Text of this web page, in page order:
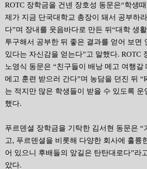
ROTC 장학금을 건넨 장호성 동문은“학생
제가 지금 단국대학교 총장이 돼서 공부하
다”며 장내를 웃음바다로 만든 뒤“대학 생
투구해서 공부한 뒤 좋은 결과를 얻어 보면
있다는 자신감을 얻는다”고 말했다. ROTC
노영식 동문은 “친구들이 배낭 메고 여행갈
메고 훈련 받으러 간다”며 농담을 던진 뒤
는 적지만 많은 학생들이 받을 수 있도록 운
했다.
푸르덴셜 장학금을 기탁한 김서현 동문은 “
고, 푸르덴셜을 비롯해 다양한 회사에 훌륭
어 있으니 후배들의 앞길은 탄탄대로다”라
았다.